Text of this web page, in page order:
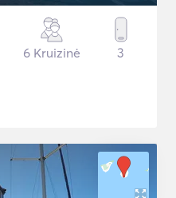
6 Kruizinė 3